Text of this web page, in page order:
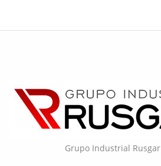
Grupo Industrial Rusgar